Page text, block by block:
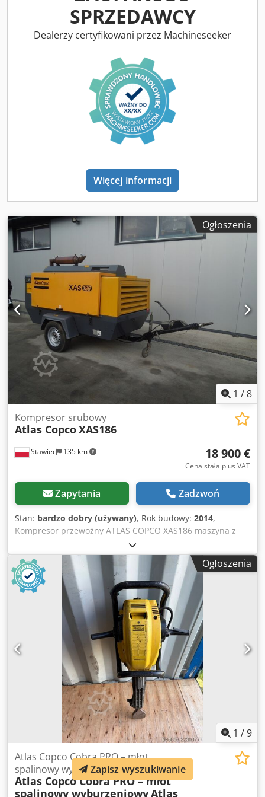
SPRZEDAWCY
Dealerzy certyfikowani przez Machineseeker
Więcej informacji
Ogłoszenia
1 /8
Stawiec 135 km
Kompresor srubowy
Atlas CopcoXAS186
18 900 €
Cena stała plus VAT
Zapytania Zadzwoń
Stan: bardzo dobry (używany), Rok budowy: 2014,
Kompresor przewoźny ATLAS COPCO XAS186 maszyna z
chłodnicą końcową po pełnym serwisie Dane techniczne:
wydajność 11,10 m3/min; ciśnienie robocze 7 Bar; rok
produkcji 2014 silnik DEUTZ przebieg kompresor w pełni
sprawny,gotowa do pracy,gwarancja Chjdpfxsyfnwgs Aayja
cena netto: 79500zł cena brutto: 97785 zł maszyna
sprowadzona w stanie idealnym Poniżej linki do wideo.
Ogłoszenia
1 /9
Atlas Copco Cobra PRO – młot
spalinowy wyburzeniowy
Atlas Copco Cobra PRO – młot
spalinowy wyburzeniowyAtlas
Zapisz wyszukiwanie